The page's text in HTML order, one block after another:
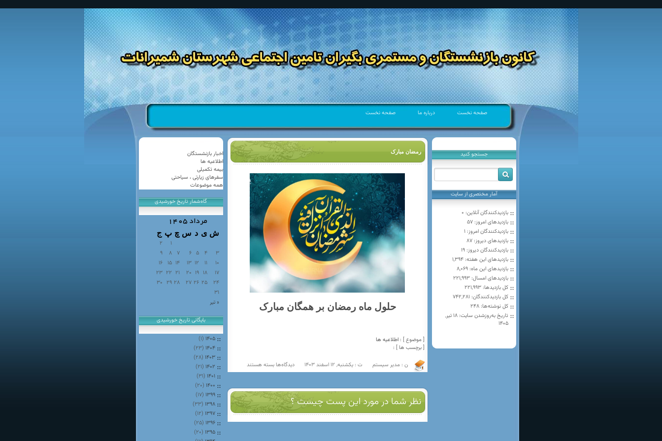
صفحه نخست درباره ما صفحه نخست
جستجو كنيد
آمار مختصری از سایت
بازدیدکنندگان آنلاین: 0
بازدیدهای امروز:57
بازدیدکنندگان امروز:1
بازدیدهای دیروز:87
بازدیدکنندگان دیروز:19
بازدیدهای این هفته:1,394
بازدیدهای این ماه:8,069
بازدیدهای امسال:221,993
کل بازدیدها:221,993
کل بازدیدکنند‌گان:742,281
کل نوشته‌ها:248
تاریخ به‌روزشدن سایت:
۱۸ تیر,
۱۴۰۵
كانون بازنشستگان و مستمری بگیران تامين اجتماعی
شهرستان شمیرانات
كانون بازنشستگان و مستمری بگیران تامين اجتماعی شهرستان شمیرانات
رمضان مبارک
حلول ماه رمضان بر همگان مبارک
[ موضوع ] : اطلاعیه ها
[ برچسب ها ] :
ن : مدیر سیستم ت : یکشنبه, 12 اسفند 1403 دیدگاه‌هابرای
رمضان
بسته هستند
نظر شما در مورد اين پست چيست ؟
اخبار بازنشستگان
اطلاعیه ها
بیمه تکمیلی
سفرهای زیارتی ، سیاحتی
همه موضوعات
گاه‌شمار تاریخ خورشیدی
مرداد ۱۴۰۵
ش ی د س چ پ ج
« تیر
1
2
3
4
5
6
7
8
9
10
11
12
13
14
15
16
17
18
19
20
21
22
23
24
25
26
27
28
29
30
31
بایگانی تاریخ خورشیدی
۱۴۰۵ (۱)
۱۴۰۴ (۲۳)
۱۴۰۳ (۲۸)
۱۴۰۲ (۲۱)
۱۴۰۱ (۳۱)
۱۴۰۰ (۲۰)
۱۳۹۹ (۱۷)
۱۳۹۸ (۳۳)
۱۳۹۷ (۱۲)
۱۳۹۶ (۲۵)
۱۳۹۵ (۲۰)